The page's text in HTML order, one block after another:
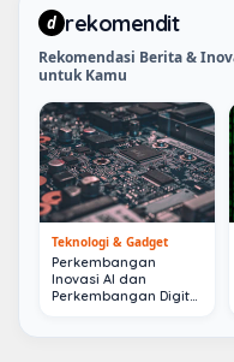
d rekomendit
Rekomendasi Berita &
untuk Kamu
Teknologi & Gadget
Perkembangan
Inovasi AI dan
Perkembangan Digital